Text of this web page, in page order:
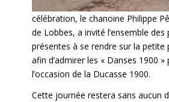
célébration, le chanoine Philippe
de Lobbes, a invité l’ensemble des
présentes à se rendre sur la petite
afin d’admirer les « Danses 1900
l’occasion de la Ducasse 1900.
Cette journée restera sans aucun